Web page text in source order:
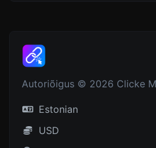
Autoriõigus © 2026 Clicke
Estonian
USD